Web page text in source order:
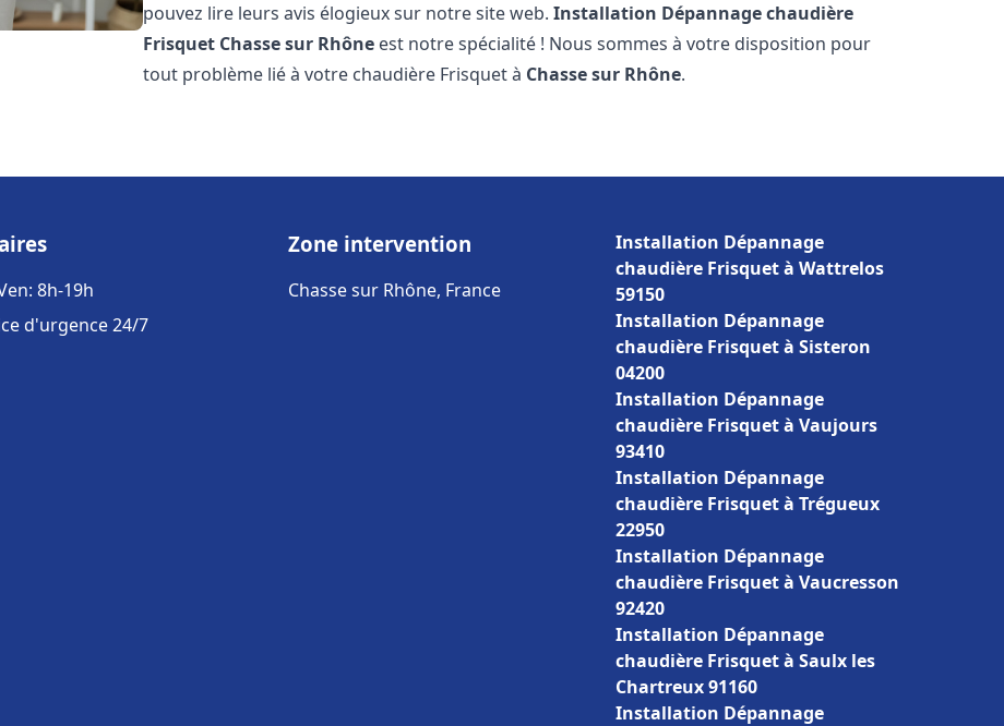
pouvez lire leurs avis élogieux sur notre site web.Installation Dépannage chaudière
Frisquet Chasse sur Rhône est notre spécialité ! Nous sommes à votre disposition pour
tout problème lié à votre chaudière Frisquet à Chasse sur Rhône.
8h-19h
d'urgence 24/7
Zone intervention
Chasse sur Rhône, France
Installation Dépannage
chaudière Frisquet à Wattrelos
59150
Installation Dépannage
chaudière Frisquet à Sisteron
04200
Installation Dépannage
chaudière Frisquet à Vaujours
93410
Installation Dépannage
chaudière Frisquet à Trégueux
22950
Installation Dépannage
chaudière Frisquet à Vaucresson
92420
Installation Dépannage
chaudière Frisquet à Saulx les
Chartreux 91160
Installation Dépannage